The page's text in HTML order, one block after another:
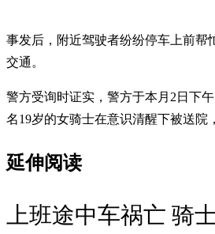
事发后，附近驾驶者纷纷停车上前帮
交通。
警方受询时证实，警方于本月2日下
名19岁的女骑士在意识清醒下被送院
延伸阅读
上班途中车祸亡 骑